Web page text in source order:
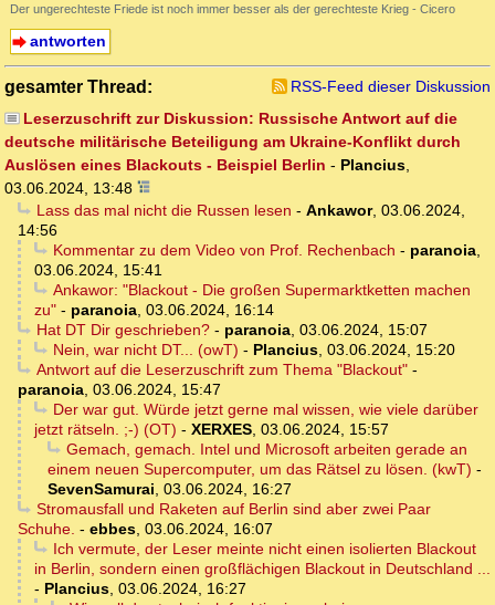
Der ungerechteste Friede ist noch immer besser als der gerechteste Krieg - Cicero
antworten
gesamter Thread:
RSS-Feed dieser Diskussion
Leserzuschrift zur Diskussion: Russische Antwort auf die
deutsche militärische Beteiligung am Ukraine-Konflikt durch
Auslösen eines Blackouts - Beispiel Berlin - Plancius,
03.06.2024, 13:48
Lass das mal nicht die Russen lesen - Ankawor, 03.06.2024,
14:56
Kommentar zu dem Video von Prof. Rechenbach - paranoia,
03.06.2024, 15:41
Ankawor: "Blackout - Die großen Supermarktketten machen
zu" - paranoia, 03.06.2024, 16:14
Hat DT Dir geschrieben?- paranoia, 03.06.2024, 15:07
Nein, war nicht DT... (owT) - Plancius, 03.06.2024, 15:20
Antwort auf die Leserzuschrift zum Thema "Blackout"-
paranoia, 03.06.2024, 15:47
Der war gut. Würde jetzt gerne mal wissen, wie viele darüber
jetzt rätseln. ;-) (OT) - XERXES, 03.06.2024, 15:57
Gemach, gemach. Intel und Microsoft arbeiten gerade an
einem neuen Supercomputer, um das Rätsel zu lösen. (kwT) -
SevenSamurai, 03.06.2024, 16:27
Stromausfall und Raketen auf Berlin sind aber zwei Paar
Schuhe. - ebbes, 03.06.2024, 16:07
Ich vermute, der Leser meinte nicht einen isolierten Blackout
in Berlin, sondern einen großflächigen Blackout in Deutschland ...
- Plancius, 03.06.2024, 16:27